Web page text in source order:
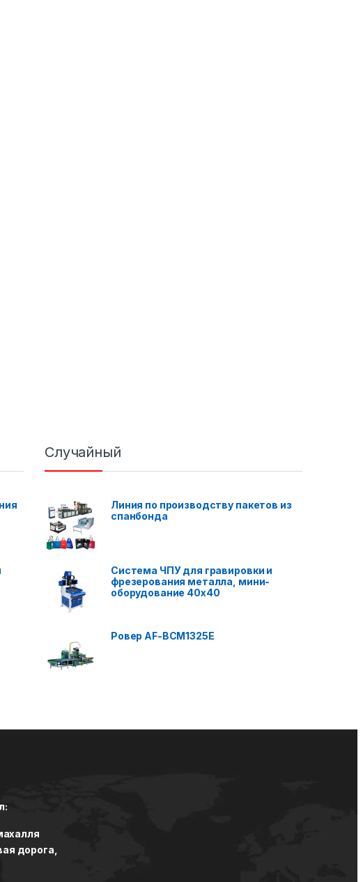
Случайный
Линия по производству пакетов из
спанбонда
Система ЧПУ для гравировки и
фрезерования металла, мини-
оборудование 40x40
Ровер AF-BCM1325E
дорога,